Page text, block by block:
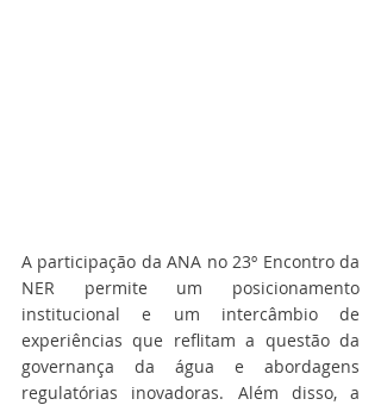
A participação da ANA no 23º Encontro da
NER permite um posicionamento
institucional e um intercâmbio de
experiências que reflitam a questão da
governança da água e abordagens
regulatórias inovadoras. Além disso, a